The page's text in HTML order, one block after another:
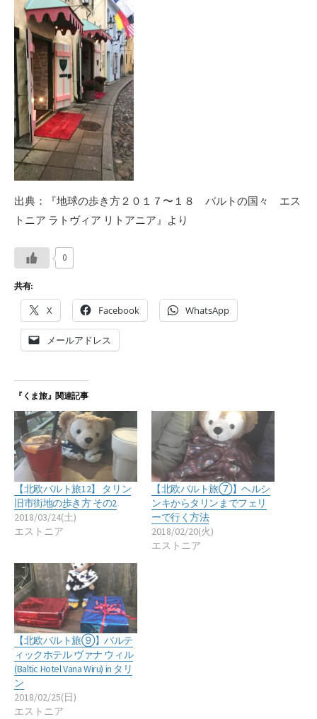
出典：『地球の歩き方２０１７〜１８ バルトの国々 エス
トニア ラトヴィア リトアニア』より
0
共有:
X Facebook WhatsApp
メールアドレス
『くま旅』関連記事
【北欧バルト旅12】 タリン
旧市街地の歩き方 その2
2018/03/24(土)
エストニア
【北欧バルト旅⑦】ヘルシ
ンキからタリンまでフェリ
ーで行く方法
2018/02/20(火)
エストニア
【北欧バルト旅⑨】バルテ
ィックホテル ヴァナ ウィル
(Baltic Hotel Vana Wiru) in タリ
ン
2018/02/25(日)
エストニア